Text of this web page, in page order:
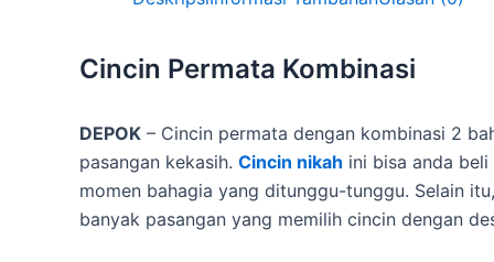
Cincin Permata Kombinasi
DEPOK – Cincin permata dengan kombinasi 2
pasangan kekasih. Cincin nikah ini bisa anda
momen bahagia yang ditunggu-tunggu. Selain
banyak pasangan yang memilih cincin dengan